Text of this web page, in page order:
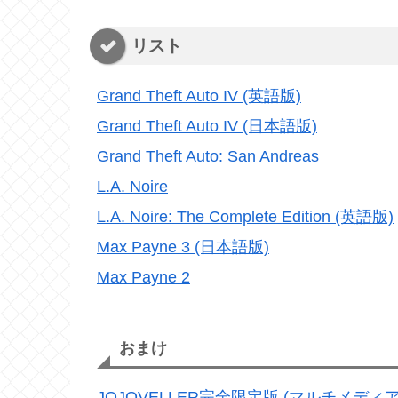
リスト
Grand Theft Auto IV (英語版)
Grand Theft Auto IV (日本語版)
Grand Theft Auto: San Andreas
L.A. Noire
L.A. Noire: The Complete Edition (英語版)
Max Payne 3 (日本語版)
Max Payne 2
おまけ